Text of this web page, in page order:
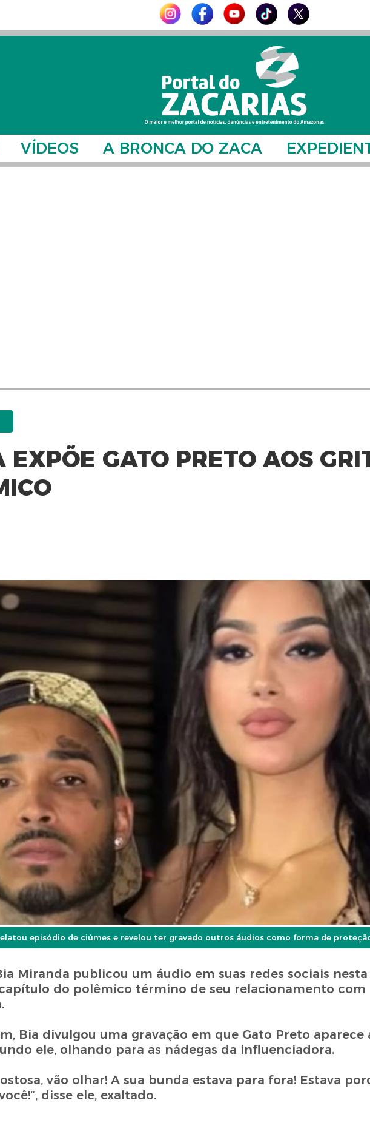
VÍDEOS A BRONCA DO ZACA
GATO PRETO AOS
episódio de ciúmes e revelou ter gravado outros áudios como forma de
Miranda publicou um áudio em suas redes sociais
do polêmico término de seu relacionamento com
Bia divulgou uma gravação em que Gato Preto aparece
ele, olhando para as nádegas da influenciadora.
vão olhar! A sua bunda estava para fora! Estava
disse ele, exaltado.